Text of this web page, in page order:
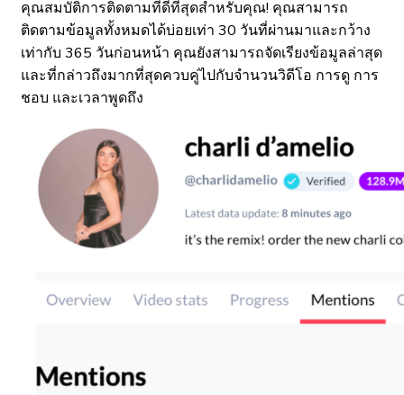
คุณสมบัติการติดตามที่ดีที่สุดสำหรับคุณ! คุณสามารถ
ติดตามข้อมูลทั้งหมดได้บ่อยเท่า 30 วันที่ผ่านมาและกว้าง
เท่ากับ 365 วันก่อนหน้า คุณยังสามารถจัดเรียงข้อมูลล่าสุด
และที่กล่าวถึงมากที่สุดควบคู่ไปกับจำนวนวิดีโอ การดู การ
ชอบ และเวลาพูดถึง